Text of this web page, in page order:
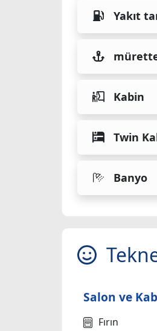
Yakıt
Kabin
Twin
Banyo
Salon ve
Fırın